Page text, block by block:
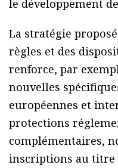
le développement
La stratégie
règles et des
renforce, par
nouvelles
européennes et
protections
complémentaires,
inscriptions au titre